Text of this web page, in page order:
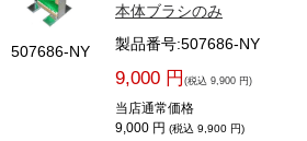
507686-NY
本体ブラシのみ
製品番号:507686-NY
9,000 円 (税込 9,900 円)
当店通常価格
9,000 円 (税込 9,900 円)